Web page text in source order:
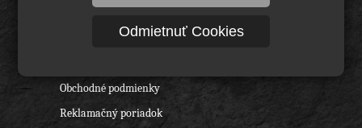
Odmietnuť Cookies
Ochranné pracovné pomôcky
Obchodné podmienky
Reklamačný poriadok